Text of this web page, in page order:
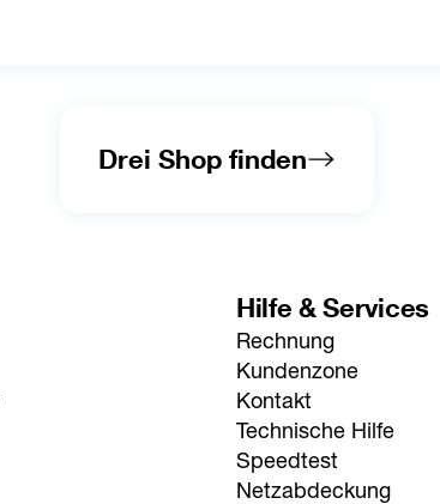
Drei Shop finden
Hilfe & Services
Rechnung
Kundenzone
Kontakt
Technische Hilfe
Speedtest
Netzabdeckung